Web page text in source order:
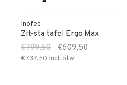
Inofec
Zit-sta tafel Ergo Max
€799,50
€609,50
€737,50 Incl. btw